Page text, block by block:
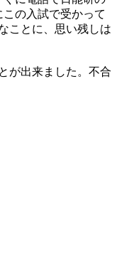
の入試で受かって
ことに、思い残しは
が出来ました。不合